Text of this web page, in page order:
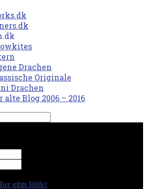
Drachen
Originale
Drachen
alte Blog 2006 – 2016
gibts Hilfe!